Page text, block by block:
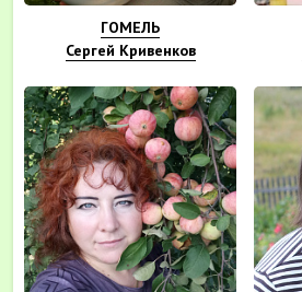
ГОМЕЛЬ
Сергей Кривенков